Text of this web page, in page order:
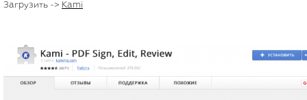
Загрузить -> Kami